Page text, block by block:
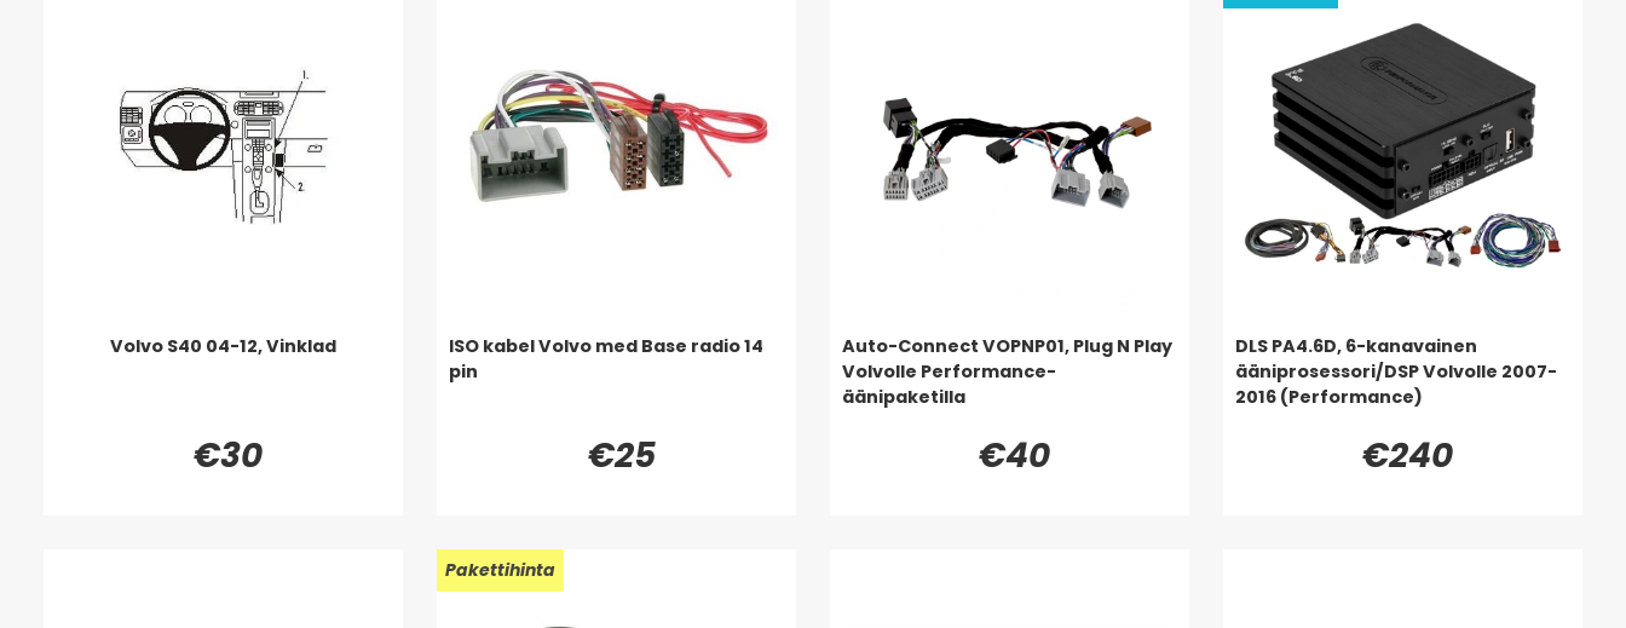
Volvo S40 04-12, Vinklad
€30
ISO kabel Volvo med Base radio 14
pin
€25
Auto-Connect VOPNP01, Plug N Play
Volvolle Performance-
äänipaketilla
€40
DLS PA4.6D, 6-kanavainen
ääniprosessori/DSP Volvolle 2007-
2016 (Performance)
€240
Pakettihinta